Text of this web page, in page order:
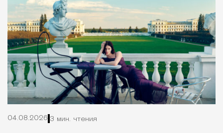
04.08.2026 3 мин. чтения